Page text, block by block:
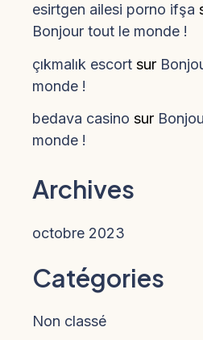
esirtgen ailesi porno ifşa
Bonjour tout le monde !
çıkmalık escort sur
monde !
bedava casino sur
monde !
Archives
octobre 2023
Catégories
Non classé